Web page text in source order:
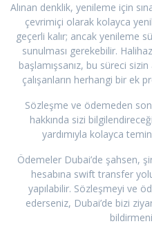
Alınan denklik, yenileme için
çevrimiçi olarak kolayca
geçerli kalır; ancak yenileme
sunulması gerekebilir.
başlamışsanız, bu süreci
çalışanların herhangi bir ek
Sözleşme ve ödemeden
hakkında sizi
yardımıyla kolayca
Ödemeler Dubai’de şahsen,
hesabına swift transfer
yapılabilir. Sözleşmeyi ve
ederseniz, Dubai’de bizi